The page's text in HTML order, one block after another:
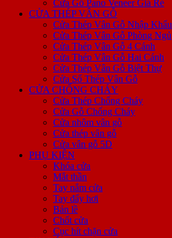
Cửa Gỗ Pano Veneer Giá Rẻ
CỬA THÉP VÂN GỖ
Cửa Thép Vân Gỗ Nhập Khẩu
Cửa Thép Vân Gỗ Phòng Ngủ
Cửa Thép Vân Gỗ 4 Cánh
Cửa Thép Vân Gỗ Hai Cánh
Cửa Thép Vân Gỗ Biệt Thự
Cửa Sổ Thép Vân Gỗ
CỬA CHỐNG CHÁY
Cửa Thép Chống Cháy
Cửa Gỗ Chống Cháy
Cửa nhôm vân gỗ
Cửa thép vân gỗ
Cửa vân gỗ 5D
PHỤ KIỆN
Khóa cửa
Mắt thần
Tay nắm cửa
Tay đẩy hơi
Bản lề
Chốt cửa
Cục hít chặn cửa